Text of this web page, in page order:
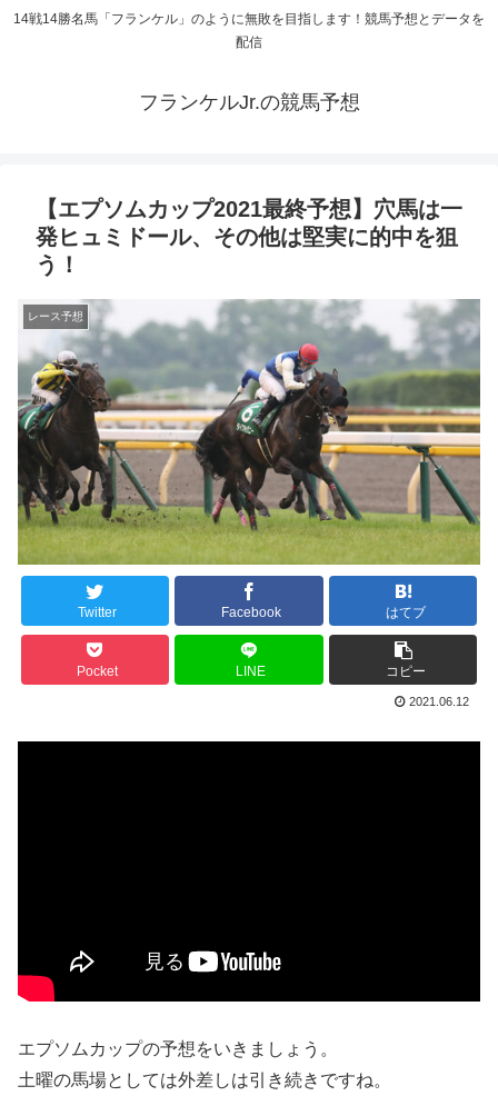
14戦14勝名馬「フランケル」のように無敗を目指します！競馬予想とデータを
配信
フランケルJr.の競馬予想
【エプソムカップ2021最終予想】穴馬は一
発ヒュミドール、その他は堅実に的中を狙
う！
レース予想
Twitter Facebook はてブ
Pocket LINE コピー
2021.06.12
エプソムカップの予想をいきましょう。
土曜の馬場としては外差しは引き続きですね。